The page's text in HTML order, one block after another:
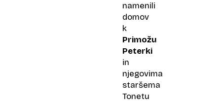
namenili
domov
k
Primožu
Peterki
in
njegovima
staršema
Tonetu